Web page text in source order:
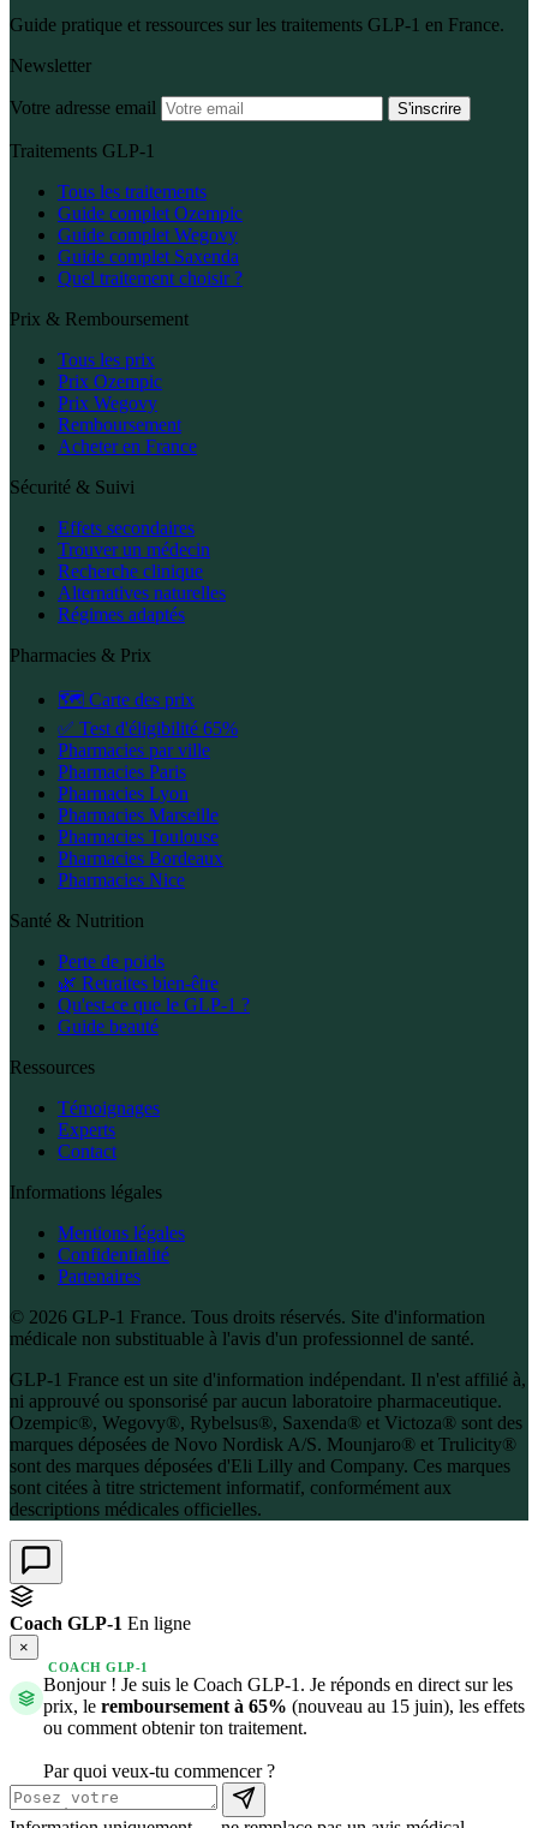
Guide pratique et ressources sur les traitements GLP-1 en France.
Newsletter
Votre adresse email S'inscrire
Traitements GLP-1
Tous les traitements
Guide complet Ozempic
Guide complet Wegovy
Guide complet Saxenda
Quel traitement choisir ?
Prix & Remboursement
Tous les prix
Prix Ozempic
Prix Wegovy
Remboursement
Acheter en France
Sécurité & Suivi
Effets secondaires
Trouver un médecin
Recherche clinique
Alternatives naturelles
Régimes adaptés
Pharmacies & Prix
🗺️ Carte des prix
✅ Test d'éligibilité 65%
Pharmacies par ville
Pharmacies Paris
Pharmacies Lyon
Pharmacies Marseille
Pharmacies Toulouse
Pharmacies Bordeaux
Pharmacies Nice
Santé & Nutrition
Perte de poids
🌿 Retraites bien-être
Qu'est-ce que le GLP-1 ?
Guide beauté
Ressources
Témoignages
Experts
Contact
Informations légales
Mentions légales
Confidentialité
Partenaires
© 2026 GLP-1 France. Tous droits réservés. Site d'information
médicale non substituable à l'avis d'un professionnel de santé.
GLP-1 France est un site d'information indépendant. Il n'est affilié à,
ni approuvé ou sponsorisé par aucun laboratoire pharmaceutique.
Ozempic®, Wegovy®, Rybelsus®, Saxenda® et Victoza® sont des
marques déposées de Novo Nordisk A/S. Mounjaro® et Trulicity®
sont des marques déposées d'Eli Lilly and Company. Ces marques
sont citées à titre strictement informatif, conformément aux
descriptions médicales officielles.
Coach GLP-1 En ligne
×
COACH GLP-1
Bonjour ! Je suis le Coach GLP-1. Je réponds en direct sur les
prix, le remboursement à 65% (nouveau au 15 juin), les effets
ou comment obtenir ton traitement.
Par quoi veux-tu commencer ?